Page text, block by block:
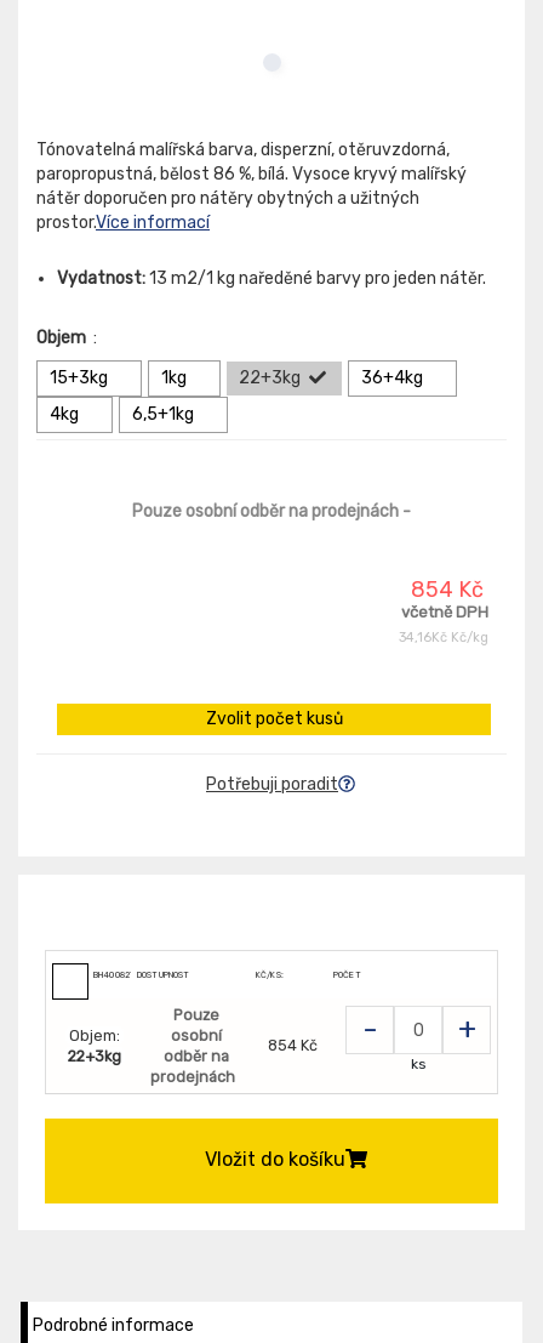
Tónovatelná malířská barva, disperzní, otěruvzdorná,
paropropustná, bělost 86 %, bílá. Vysoce kryvý malířský
nátěr doporučen pro nátěry obytných a užitných
prostor.Více informací
Vydatnost:13 m2/1 kg naředěné barvy pro jeden nátěr.
Objem :
15+3kg
1kg 22+3kg
36+4kg
4kg
6,5+1kg
Pouze osobní odběr na prodejnách -
854 Kč
včetně DPH
34,16Kč Kč/kg
Zvolit počet kusů
Potřebuji poradit
BH400827 DOSTUPNOST KČ/KS: POČET
Objem:
22+3kg
Pouze
osobní
odběr na
prodejnách
854 Kč - +
ks
Vložit do košíku
Podrobné informace